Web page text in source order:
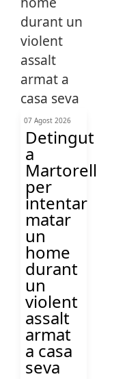
07 Agost 2026
Detingut
a
Martorell
per
intentar
matar
un
home
durant
un
violent
assalt
armat
a casa
seva